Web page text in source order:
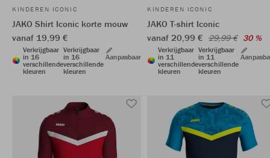
KINDEREN ICONIC
JAKO Shirt Iconic korte mouw
vanaf 19,99 €
Verkrijgbaar
in 16
verschillende
kleuren
Verkrijgbaar
in 16
verschillende
kleuren
Aanpasbaar
KINDEREN ICONIC
JAKO T-shirt Iconic
vanaf 20,99 € 29,99 € 30 %
Verkrijgbaar
in 11
verschillende
kleuren
Verkrijgbaar
in 11
verschillende
kleuren